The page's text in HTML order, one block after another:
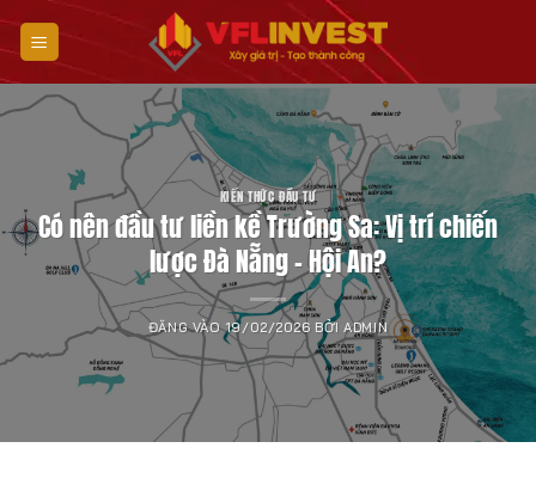
qua
nội
dung
KIẾN THỨC ĐẦU TƯ
Có nên đầu tư liền kề Trường Sa: Vị trí chiến
lược Đà Nẵng – Hội An?
ĐĂNG VÀO19/02/2026 BỞIADMIN